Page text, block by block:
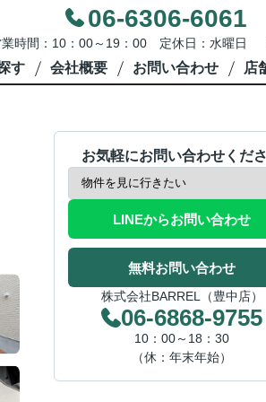
06-6306-6061
時間：10：00～19：00 定休日：水曜日
す 会社概要 お問い合わせ 店
お気軽にお問い合わせくだ
LINEからお問い合わせ
無料お問い合わせ
株式会社BARREL（豊中店）
06-6868-9755
10：00～18：30
（休：年末年始）